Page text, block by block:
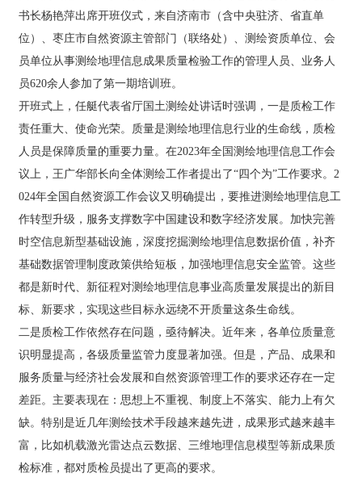
营
业
目
案
例
新
动
态
工
地
人
才
招
荣。质量是测绘地理信息行业的生命线，质检人员是保障
质量的重要力量。在2023年全国测绘地理信息工作会议
上，王广华部长向全体测绘工作者提出了“四个为”工作要
绘地理信息工作转型升级，服务支撑数字中国建设和数字
经济发展。加快完善时空信息新型基础设施，深度挖掘测
绘地理信息数据价值，补齐基础数据管理制度政策供给短
测绘地理信息事业高质量发展提出的新目标、新要求，实
现这些目标永远绕不开质量这条生命线。 二是质检工作依
然存在问题，亟待解决。近年来，各单位质量意识明显提
务质量与经济社会发展和自然资源管理工作的要求还存在
一定差距。主要表现在：思想上不重视、制度上不落实、
能力上有欠缺。特别是近几年测绘技术手段越来越先进，
地理信息模型等新成果质检标准，都对质检员提出了更高
的要求。 三是质量管理还有很长的路要走，任重道远。走
好质检之路，需要抓思想、抓落实、抓培训。思想是行动
真学习关于质量管理的相关要求，争当法律的维护者、质
量的坚守者、数据的保护者。要从生产组织上找问题，在
生产过程中抓质量，切实增强工作的责任感。同时，还要
业动态；另一方面要抓好生产人员培训。质量不是检查出
来的，而是生产出来的，必须牢固树立质量意识，时刻紧
绷质量这根弦。 此次培训，省厅国土测绘处、省测绘地理
书长杨艳萍出席开班仪式，来自济南市（含中央驻济、省直单
位）、枣庄市自然资源主管部门（联络处）、测绘资质单位、会
员单位从事测绘地理信息成果质量检验工作的管理人员、业务人
员620余人参加了第一期培训班。
开班式上，任艇代表省厅国土测绘处讲话时强调，一是质检工作
责任重大、使命光荣。质量是测绘地理信息行业的生命线，质检
人员是保障质量的重要力量。在2023年全国测绘地理信息工作会
议上，王广华部长向全体测绘工作者提出了“四个为”工作要求。2
024年全国自然资源工作会议又明确提出，要推进测绘地理信息工
作转型升级，服务支撑数字中国建设和数字经济发展。加快完善
时空信息新型基础设施，深度挖掘测绘地理信息数据价值，补齐
基础数据管理制度政策供给短板，加强地理信息安全监管。这些
都是新时代、新征程对测绘地理信息事业高质量发展提出的新目
标、新要求，实现这些目标永远绕不开质量这条生命线。
二是质检工作依然存在问题，亟待解决。近年来，各单位质量意
识明显提高，各级质量监管力度显著加强。但是，产品、成果和
服务质量与经济社会发展和自然资源管理工作的要求还存在一定
差距。主要表现在：思想上不重视、制度上不落实、能力上有欠
缺。特别是近几年测绘技术手段越来越先进，成果形式越来越丰
富，比如机载激光雷达点云数据、三维地理信息模型等新成果质
检标准，都对质检员提出了更高的要求。